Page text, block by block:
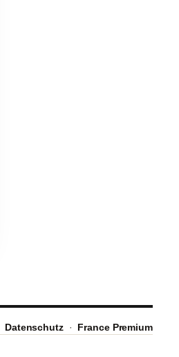
Datenschutz· France Premium